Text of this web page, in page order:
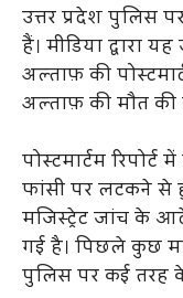
उत्तर प्रदेश पुलिस
हैं। मीडिया द्वारा
अल्ताफ़ की
अल्ताफ़ की मौत की
पोस्टमार्टम
फांसी पर लटकने से
मजिस्ट्रेट जांच के
गई है। पिछले कुछ
पुलिस पर कई तरह